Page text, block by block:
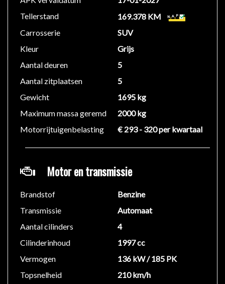
Pack Cruising
Parkeersensoren
Regensensor
Rokersvrije auto
Voorstoelen in hoogte verstelbaar
Voorstoelen verwarmd
Tellerstand: 169.378km
Aantal deuren: 5
Bouwjaar: juni 2012
Transmissie: Automaat
Kleur: Space Gray Metallic
Technische gegevens
Motorinhoud: 1.997 cc
Tellerstand
169.378 KM
Carrosserie
SUV
Kleur
Grijs
Aantal deuren
5
Aantal zitplaatsen
5
Gewicht
1695 kg
Maximum massa geremd
2000 kg
Motorrijtuigenbelasting
€ 293 - 320 per kwartaal
Motor en transmissie
Brandstof
Benzine
Transmissie
Automaat
Aantal cilinders
4
Cilinderinhoud
1997 cc
Vermogen
136 kW / 185 PK
Topsnelheid
210 km/h